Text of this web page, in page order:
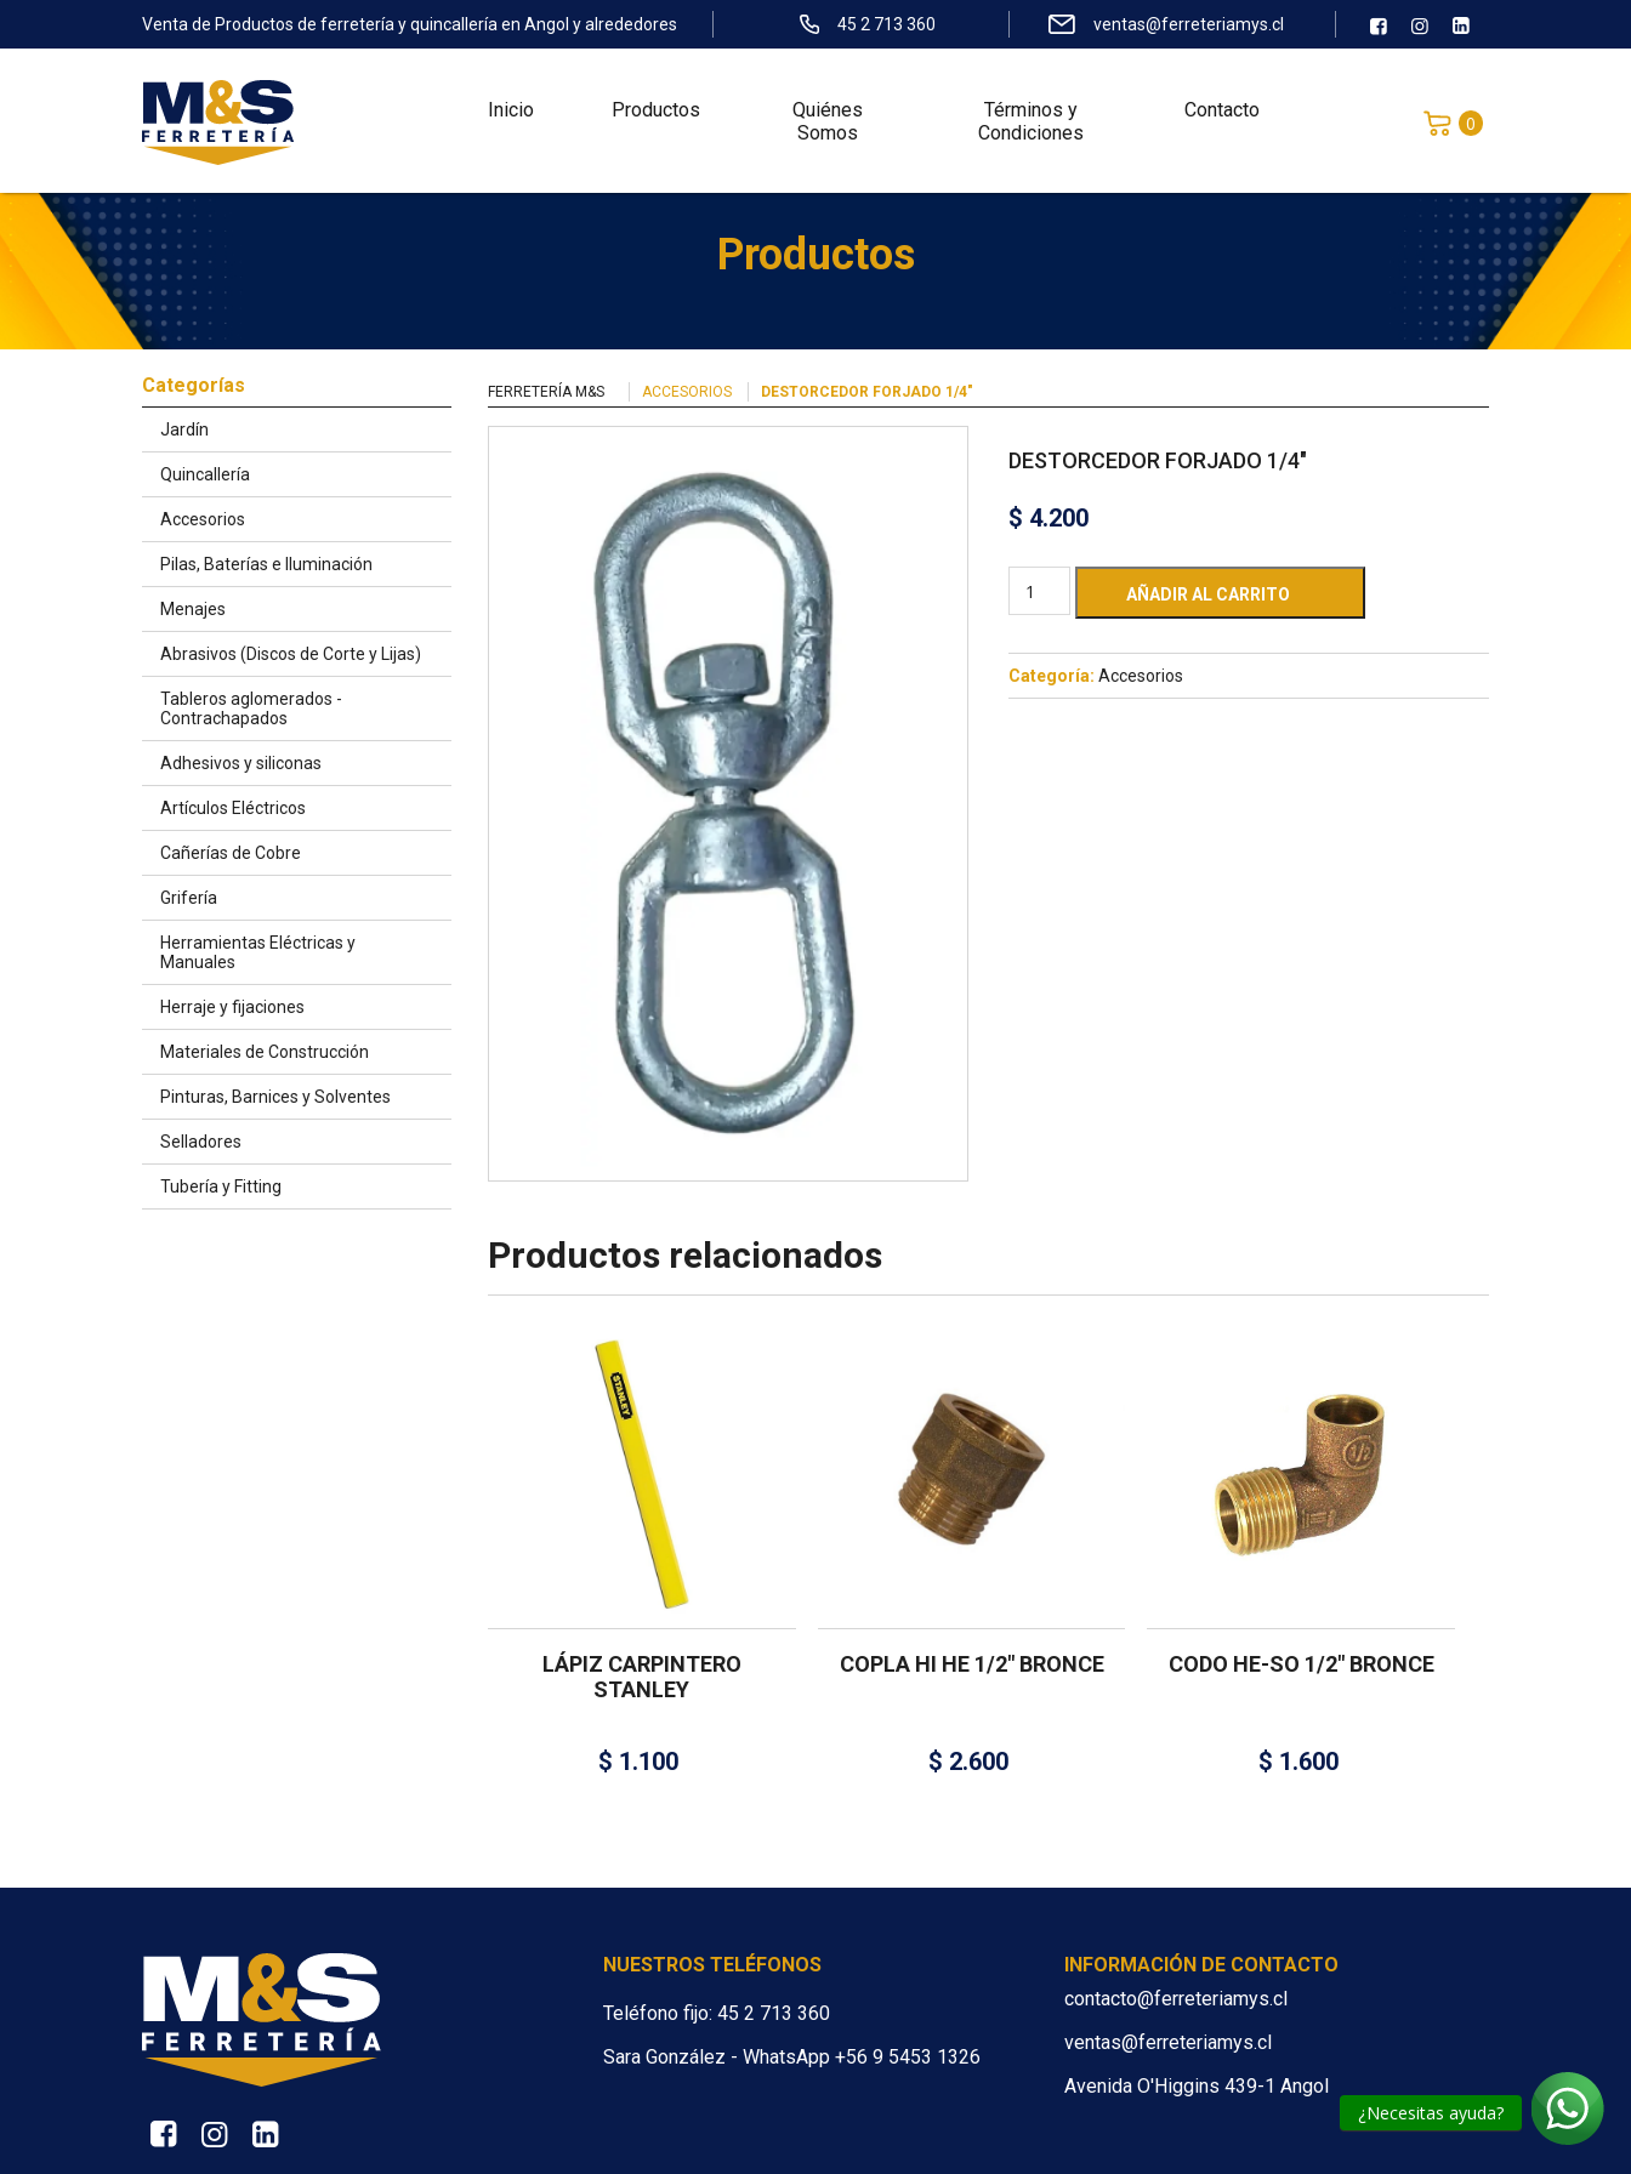
¿Necesitas ayuda?
Venta de Productos de ferretería y quincallería en Angol y alrededores 45 2 713 360 ventas@ferreteriamys.cl
Inicio Productos
Quiénes
Somos
Términos y
Condiciones
Contacto
0
Productos
Categorías
Jardín
Quincallería
Accesorios
Pilas, Baterías e Iluminación
Menajes
Abrasivos (Discos de Corte y Lijas)
Tableros aglomerados -
Contrachapados
Adhesivos y siliconas
Artículos Eléctricos
Cañerías de Cobre
Grifería
Herramientas Eléctricas y
Manuales
Herraje y fijaciones
Materiales de Construcción
Pinturas, Barnices y Solventes
Selladores
Tubería y Fitting
FERRETERÍA M&S ACCESORIOS DESTORCEDOR FORJADO 1/4″
DESTORCEDOR FORJADO 1/4″
$ 4.200
AÑADIR AL CARRITO
Categoría: Accesorios
Productos relacionados
LÁPIZ CARPINTERO
STANLEY
$ 1.100
COPLA HI HE 1/2″ BRONCE
$ 2.600
CODO HE-SO 1/2″ BRONCE
$ 1.600
NUESTROS TELÉFONOS
Teléfono fijo: 45 2 713 360
Sara González - WhatsApp +56 9 5453 1326
INFORMACIÓN DE CONTACTO
contacto@ferreteriamys.cl
ventas@ferreteriamys.cl
Avenida O'Higgins 439-1 Angol